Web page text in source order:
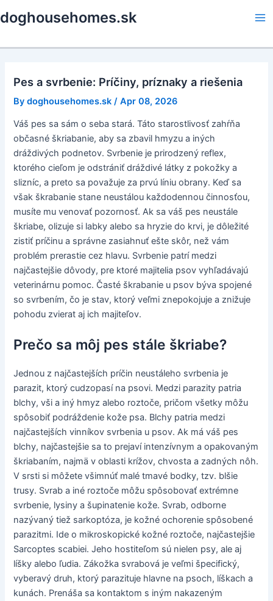
to
doghousehomes.sk
Pes a svrbenie: Príčiny, príznaky a riešenia
Bydoghousehomes.sk /Apr 08, 2026
Váš pes sa sám o seba stará. Táto starostlivosť zahŕňa
občasné škriabanie, aby sa zbavil hmyzu a iných
dráždivých podnetov. Svrbenie je prirodzený reflex,
ktorého cieľom je odstrániť dráždivé látky z pokožky a
slizníc, a preto sa považuje za prvú líniu obrany. Keď sa
však škrabanie stane neustálou každodennou činnosťou,
musíte mu venovať pozornosť. Ak sa váš pes neustále
škriabe, olizuje si labky alebo sa hryzie do krvi, je dôležité
zistiť príčinu a správne zasiahnuť ešte skôr, než vám
problém prerastie cez hlavu. Svrbenie patrí medzi
najčastejšie dôvody, pre ktoré majitelia psov vyhľadávajú
veterinárnu pomoc. Časté škrabanie u psov býva spojené
so svrbením, čo je stav, ktorý veľmi znepokojuje a znižuje
pohodu zvierat aj ich majiteľov.
Prečo sa môj pes stále škriabe?
Jednou z najčastejších príčin neustáleho svrbenia je
parazit, ktorý cudzopasí na psovi. Medzi parazity patria
blchy, vši a iný hmyz alebo roztoče, pričom všetky môžu
spôsobiť podráždenie kože psa. Blchy patria medzi
najčastejších vinníkov svrbenia u psov. Ak má váš pes
blchy, najčastejšie sa to prejaví intenzívnym a opakovaným
škriabaním, najmä v oblasti krížov, chvosta a zadných nôh.
V srsti si môžete všimnúť malé tmavé bodky, tzv. blšie
trusy. Svrab a iné roztoče môžu spôsobovať extrémne
svrbenie, lysiny a šupinatenie kože. Svrab, odborne
nazývaný tiež sarkoptóza, je kožné ochorenie spôsobené
parazitmi. Ide o mikroskopické kožné roztoče, najčastejšie
Sarcoptes scabiei. Jeho hostiteľom sú nielen psy, ale aj
líšky alebo ľudia. Zákožka svrabová je veľmi špecifický,
vyberavý druh, ktorý parazituje hlavne na psoch, líškach a
kunách. Prenáša sa kontaktom s iným nakazeným